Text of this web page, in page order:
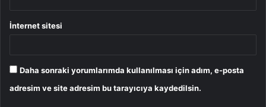
İnternet sitesi
Daha sonraki yorumlarımda kullanılması için adım, e-posta
adresim ve site adresim bu tarayıcıya kaydedilsin.